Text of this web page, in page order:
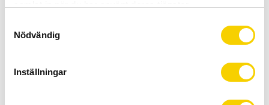
Nödvändig
Inställningar